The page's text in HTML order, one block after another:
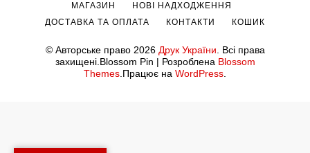
© Авторське право 2026 Друк України. Всі права
захищені.Blossom Pin | Розроблена Blossom
Themes.Працює на WordPress.
МАГАЗИН
НОВІ НАДХОДЖЕННЯ
ДОСТАВКА ТА ОПЛАТА
КОНТАКТИ КОШИК